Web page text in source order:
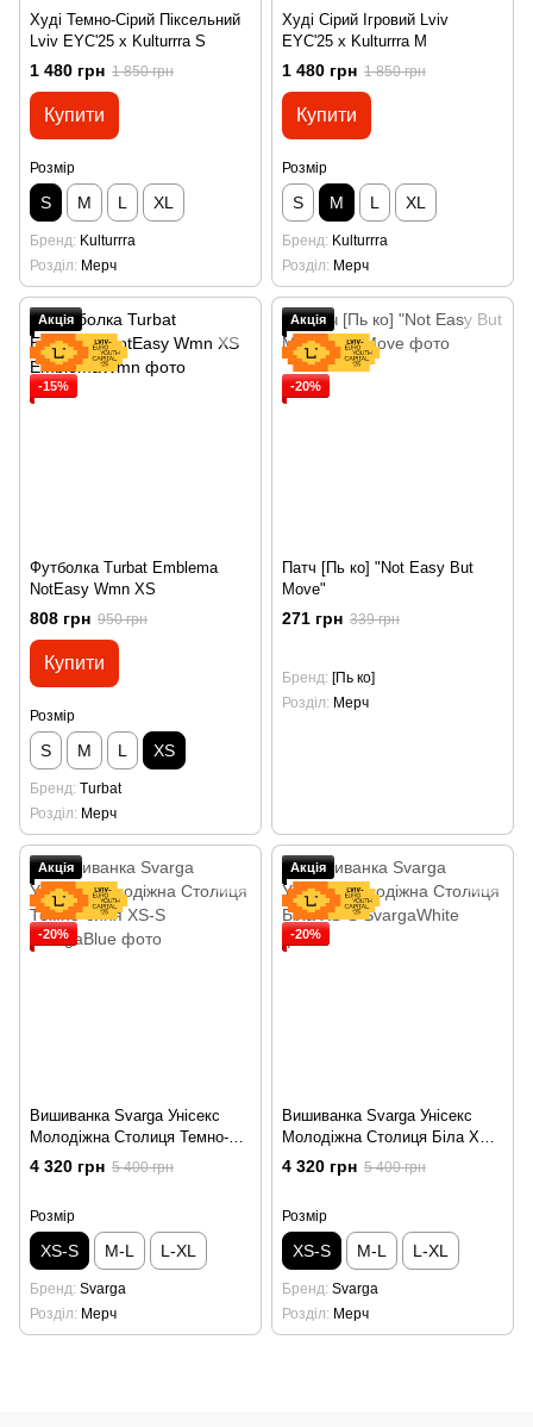
Худі Темно-Сірий Піксельний
Lviv EYC'25 x Kulturrra S
1 480 грн 1 850 грн
Купити
Розмір
S M L XL
Бренд Kulturrra
Розділ
Мерч
Худі Сірий Ігровий Lviv
EYC'25 x Kulturrra M
1 480 грн 1 850 грн
Купити
Розмір
S M L XL
Бренд Kulturrra
Розділ
Мерч
Акція
-15%
Футболка Turbat Emblema
NotEasy Wmn XS
808 грн 950 грн
Купити
Розмір
S M L XS
Бренд Turbat
Розділ
Мерч
Акція
-20%
Патч [Пь ко] "Not Easy But
Move"
271 грн 339 грн
Бренд [Пь ко]
Розділ
Мерч
Акція
-20%
Вишиванка Svarga Унісекс
Молодіжна Столиця Темно-
синя XS-S
4 320 грн 5 400 грн
Розмір
XS-S M-L L-XL
Бренд Svarga
Розділ
Мерч
Акція
-20%
Вишиванка Svarga Унісекс
Молодіжна Столиця Біла XS-
S
4 320 грн 5 400 грн
Розмір
XS-S M-L L-XL
Бренд Svarga
Розділ
Мерч